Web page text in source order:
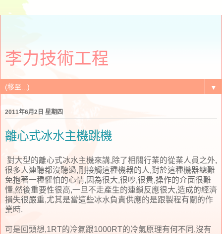
李力技術工程
▼
2011年6月2日 星期四
離心式冰水主機跳機
對大型的離心式冰水主機來講,除了相關行業的從業人員之外,
很多人連聽都沒聽過,剛接觸這種機器的人,對於這種機器總難
免抱著一種懼怕的心情,因為很大,很吵,很貴,操作的介面很難
懂,然後重要性很高,一旦不走產生的連鎖反應很大,造成的經濟
損失很嚴重,尤其是當這些冰水負責供應的是跟製程有關的作
業時.
可是回頭想,1RT的冷氣跟1000RT的冷氣原理有何不同,沒有